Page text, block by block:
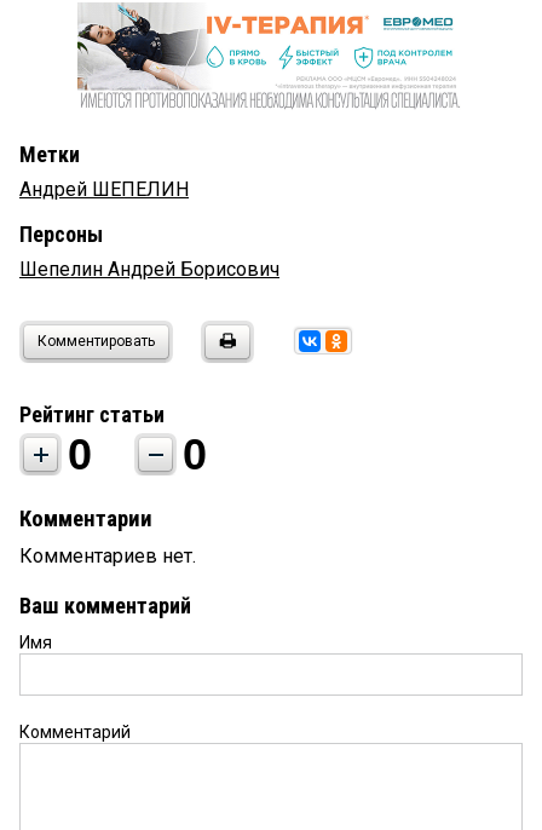
Метки
Андрей ШЕПЕЛИН
Персоны
Шепелин Андрей Борисович
Комментировать
Рейтинг статьи
0 0
Комментарии
Комментариев нет.
Ваш комментарий
Имя
Комментарий